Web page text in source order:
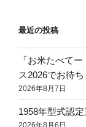
最近の投稿
「お米たべて
ス2026でお待
2026年8月7日
1958年型式認
2026年8月6日